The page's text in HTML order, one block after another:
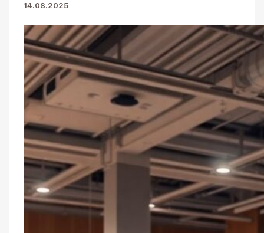
14.08.2025